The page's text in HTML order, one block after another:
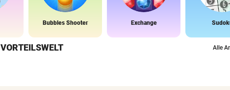
Bubbles Shooter Exchange
VORTEILSWELT Alle